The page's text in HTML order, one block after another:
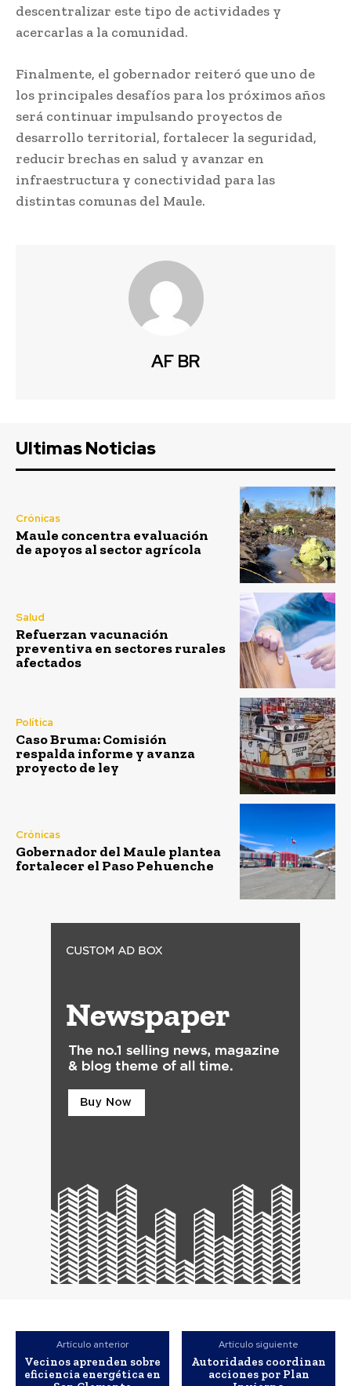
descentralizar este tipo de actividades y
acercarlas a la comunidad.
Finalmente, el gobernador reiteró que uno de
los principales desafíos para los próximos años
será continuar impulsando proyectos de
desarrollo territorial, fortalecer la seguridad,
reducir brechas en salud y avanzar en
infraestructura y conectividad para las
distintas comunas del Maule.
AF BR
Ultimas Noticias
Crónicas
Maule concentra evaluación
de apoyos al sector agrícola
Salud
Refuerzan vacunación
preventiva en sectores rurales
afectados
Política
Caso Bruma: Comisión
respalda informe y avanza
proyecto de ley
Crónicas
Gobernador del Maule plantea
fortalecer el Paso Pehuenche
Artículo anterior
Vecinos aprenden sobre
eficiencia energética en
Artículo siguiente
Autoridades coordinan
acciones por Plan